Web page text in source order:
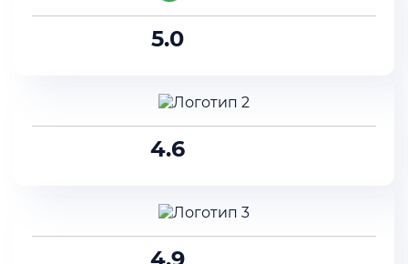
5.0
4.6